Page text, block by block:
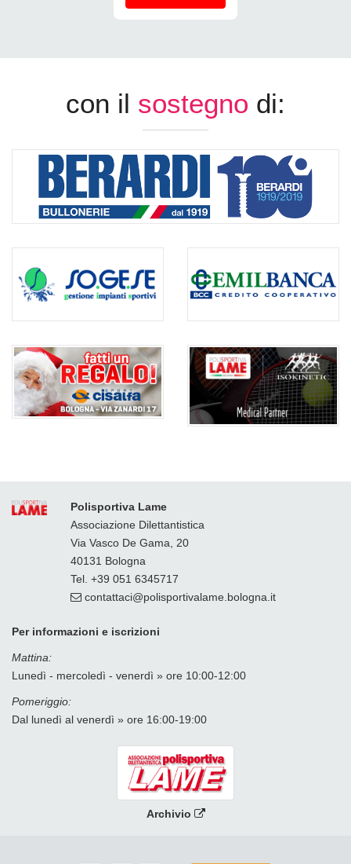
con il sostegno di:
Polisportiva Lame
Associazione Dilettantistica
Via Vasco De Gama, 20
40131 Bologna
Tel. +39 051 6345717
contattaci
polisportivalame.bologna it
Per informazioni e iscrizioni
Mattina:
Lunedì - mercoledì - venerdì » ore 10:00-12:00
Pomeriggio:
Dal lunedì al venerdì » ore 16:00-19:00
Archivio